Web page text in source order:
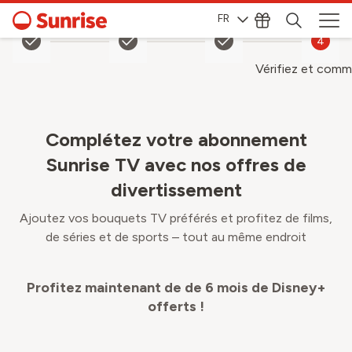
FR
1
2 3 4
Vérifiez et
Complétez votre abonnement
Sunrise TV avec nos offres de
divertissement
Ajoutez vos bouquets TV préférés et profitez de films,
de séries et de sports – tout au même endroit
Profitez maintenant de de 6 mois de Disney+
offerts !